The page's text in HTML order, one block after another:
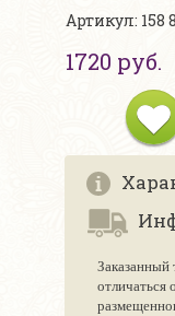
Артикул: 158
1720 руб.
Заказанный
отличаться